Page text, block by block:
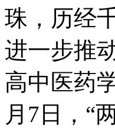
珠，历经
进一步推
高中医药
月7日，“